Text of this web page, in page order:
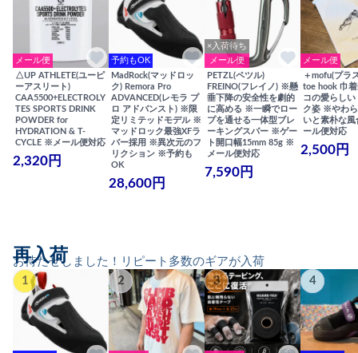
メール便
△UP ATHLETE(ユーピ
ーアスリート)
CAA5500+ELECTROLY
TES SPORTS DRINK
POWDER for
HYDRATION & T-
CYCLE ※メール便対応
2,320円
予約もOK
MadRock(マッドロッ
ク) Remora Pro
ADVANCED(レモラ プ
ロ アドバンスト) ※限
定リミテッドモデル ※
マッドロック最強XFラ
バー採用 ※異次元のフ
リクション ※予約も
OK
28,600円
×入荷待ち
メール便
PETZL(ペツル)
FREINO(フレイノ) ※懸
垂下降の安全性を劇的
に高める ※一瞬でロー
プを通せる一体型ブレ
ーキングスパー ※ゲー
ト開口幅15mm 85g ※
メール便対応
7,590円
メール便
＋mofu(プラ
toe hook 巾
コの愛らしい
ク姿 ※やわ
いと素朴な
ール便対応
2,500円
お待たせしました！リピート多数のギアが入荷
再入荷
1 2 3 4